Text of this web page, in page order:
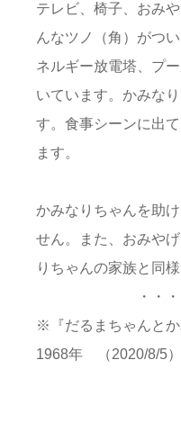
テレビ、椅子、おみ
んなツノ（角）がつ
ネルギー放電塔、プ
いています。かみな
す。食事シーンに出
ます。
かみなりちゃんを助
せん。また、おみや
りちゃんの家族と同
・・・
※『だるまちゃんと
1968年 （2020/8/5）